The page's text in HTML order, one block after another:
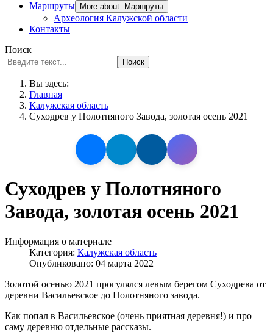
Маршруты
More about: Маршруты
Археология Калужской области
Контакты
Поиск
Поиск
Вы здесь:
Главная
Калужская область
Суходрев у Полотняного Завода, золотая осень 2021
Суходрев у Полотняного
Завода, золотая осень 2021
Информация о материале
Категория: Калужская область
Опубликовано: 04 марта 2022
Золотой осенью 2021 прогулялся левым берегом Суходрева от
деревни Васильевское до Полотняного завода.
Как попал в Васильевское (очень приятная деревня!) и про
саму деревню отдельные рассказы.